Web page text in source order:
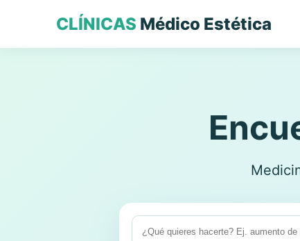
CLÍNICAS Médico Estética